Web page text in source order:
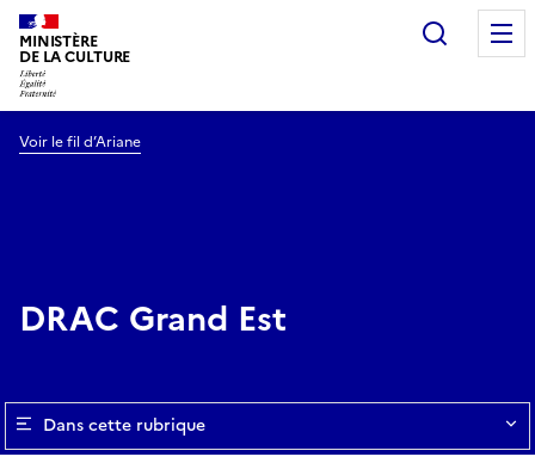
MINISTÈRE
DE LA CULTURE
Voir le fil d’Ariane
DRAC Grand Est
Dans cette rubrique